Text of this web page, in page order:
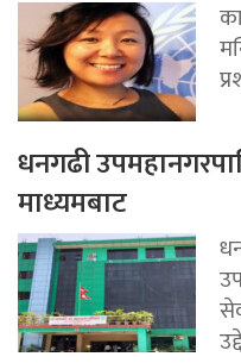
धनगढी
माध्यमबाट